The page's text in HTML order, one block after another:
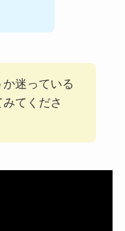
迷っている
てくださ